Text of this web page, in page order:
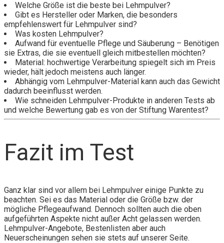
Welche Größe ist die beste bei Lehmpulver?
Gibt es Hersteller oder Marken, die besonders
empfehlenswert für Lehmpulver sind?
Was kosten Lehmpulver?
Aufwand für eventuelle Pflege und Säuberung – Benötigen
sie Extras, die sie eventuell gleich mitbestellen möchten?
Material: hochwertige Verarbeitung spiegelt sich im Preis
wieder, hält jedoch meistens auch länger.
Abhängig vom Lehmpulver-Material kann auch das Gewicht
dadurch beeinflusst werden.
Wie schneiden Lehmpulver-Produkte in anderen Tests ab
und welche Bewertung gab es von der Stiftung Warentest?
Fazit im Test
Ganz klar sind vor allem bei Lehmpulver einige Punkte zu
beachten. Sei es das Material oder die Größe bzw. der
mögliche Pflegeaufwand. Dennoch sollten auch die oben
aufgeführten Aspekte nicht außer Acht gelassen werden.
Lehmpulver-Angebote, Bestenlisten aber auch
Neuerscheinungen sehen sie stets auf unserer Seite.